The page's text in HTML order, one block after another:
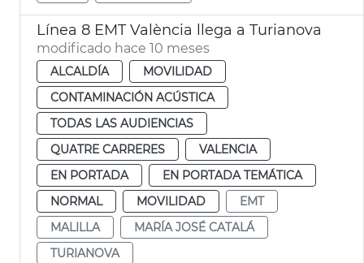
Línea 8 EMT València llega a Turianova
modificado hace 10 meses
ALCALDÍA
MOVILIDAD
CONTAMINACIÓN ACÚSTICA
TODAS LAS AUDIENCIAS
QUATRE CARRERES
VALENCIA
EN PORTADA
EN PORTADA TEMÁTICA
NORMAL
MOVILIDAD
EMT
MALILLA
MARÍA JOSÉ CATALÁ
TURIANOVA